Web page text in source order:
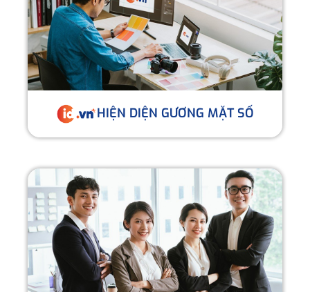
HIỆN DIỆN GƯƠNG MẶT SỐ